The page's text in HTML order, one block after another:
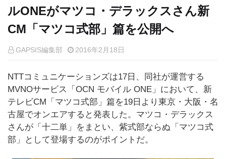
ルONEがマツコ・デラックスさん新
CM「マツコ式部」篇を公開へ
GAPSIS編集部 2016年2月18日
NTTコミュニケーションズは17日、同社が運営する
MVNOサービス「OCN モバイル ONE」において、新
テレビCM「マツコ式部」篇を19日より東京・大阪・名
古屋でオンエアすると発表した。マツコ・デラックス
さんが「十二単」をまとい、紫式部ならぬ「マツコ式
部」として登場するのがポイントだ。